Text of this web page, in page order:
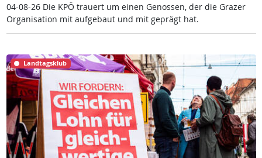
04-08-26 Die KPÖ trau­ert um ei­nen Ge­nos­sen, der die Gra­zer
Or­ga­ni­sa­ti­on mit auf­ge­baut und mit ge­prägt hat.
Landtagsklub